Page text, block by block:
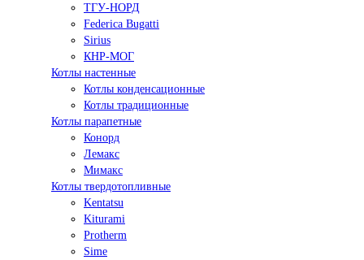
ТГУ-НОРД
Federica Bugatti
Sirius
КНР-МОГ
Котлы настенные
Котлы конденсационные
Котлы традиционные
Котлы парапетные
Конорд
Лемакс
Мимакс
Котлы твердотопливные
Kentatsu
Kiturami
Protherm
Sime